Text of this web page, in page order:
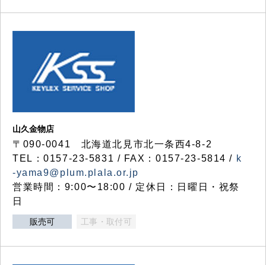
山久金物店
〒090-0041 北海道北見市北一条西4-8-2
TEL：0157-23-5831 / FAX：0157-23-5814 / k
-yama9@plum.plala.or.jp
営業時間：9:00〜18:00 / 定休日：日曜日・祝祭
日
販売可 工事・取付可